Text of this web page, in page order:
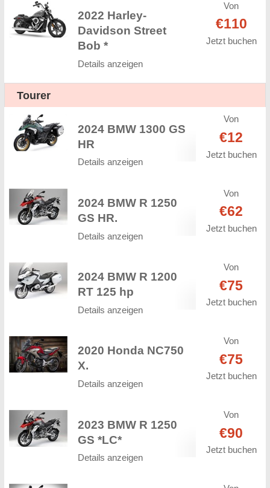
2022 Harley-
Davidson Street
Bob *
Details anzeigen
Von
€110
Jetzt buchen
Tourer
2024 BMW 1300 GS
HR
Details anzeigen
Von
€12
Jetzt buchen
2024 BMW R 1250
GS HR.
Details anzeigen
Von
€62
Jetzt buchen
2024 BMW R 1200
RT 125 hp
Details anzeigen
Von
€75
Jetzt buchen
2020 Honda NC750
X.
Details anzeigen
Von
€75
Jetzt buchen
2023 BMW R 1250
GS *LC*
Details anzeigen
Von
€90
Jetzt buchen